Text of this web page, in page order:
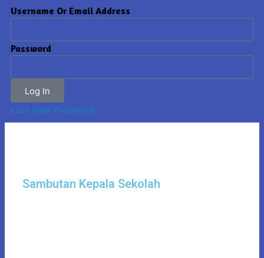
Username Or Email Address
Password
Log In
Lost Your Password?
Sambutan Kepala Sekolah